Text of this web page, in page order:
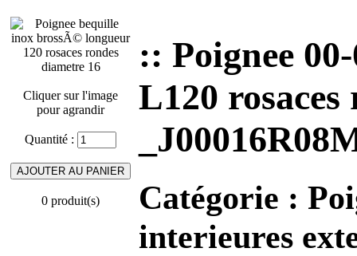
Cliquer sur l'image
pour agrandir
Quantité :
0 produit(s)
:: Poignee
L120
Catégorie :
interieures